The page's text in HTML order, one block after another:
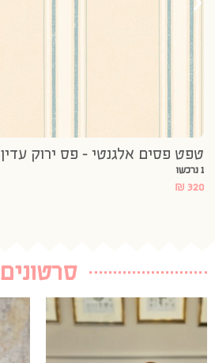
טפט פסים אלגנטי – פס ירוק עדין
1 נרכשו
₪ 320
סרטונים